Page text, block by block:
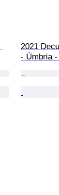
2021
- Úmbria